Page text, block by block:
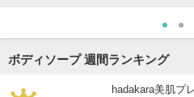
ボディソープ 週間ランキング
hadakara美肌プ